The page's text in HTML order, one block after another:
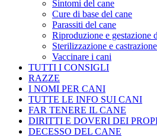
Sintomi del cane
Cure di base del cane
Parassiti del cane
Riproduzione e gestazione
Sterilizzazione e
Vaccinare i cani
TUTTI I CONSIGLI
RAZZE
I NOMI PER CANI
TUTTE LE INFO SUI CANI
FAR TENERE IL CANE
DIRITTI E DOVERI DEI
DECESSO DEL CANE